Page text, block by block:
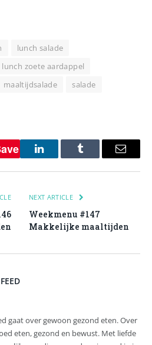
lunch salade
lunch zoete aardappel
maaltijdsalade
salade
LinkedInTumblr Email
NEXT ARTICLE
Weekmenu #147
Makkelijke maaltijden
gaat over gewoon gezond eten. Over
eten, gezond en bewust. Met liefde